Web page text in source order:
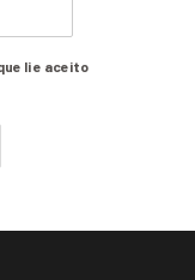
li e aceito